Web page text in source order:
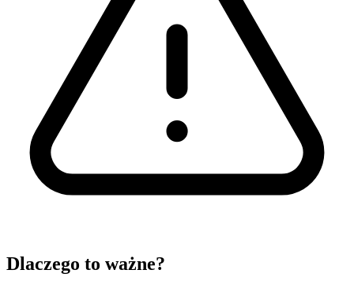
Dlaczego to ważne?